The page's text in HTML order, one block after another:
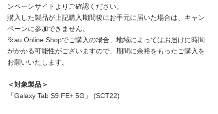
ンペーンサイトよりご確認ください。
購入した製品が上記購入期間後にお手元に届いた場合は、キャン
ペーンに参加できません。
※au Online Shopでご購入の場合、地域によってはお届けに時間
がかかる可能性がございますので、期間に余裕をもったご購入を
お願いいたします。
＜対象製品＞
「Galaxy Tab S9 FE+ 5G」 (SCT22)